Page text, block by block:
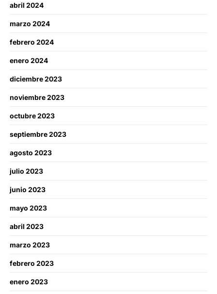
abril 2024
marzo 2024
febrero 2024
enero 2024
diciembre 2023
noviembre 2023
octubre 2023
septiembre 2023
agosto 2023
julio 2023
junio 2023
mayo 2023
abril 2023
marzo 2023
febrero 2023
enero 2023